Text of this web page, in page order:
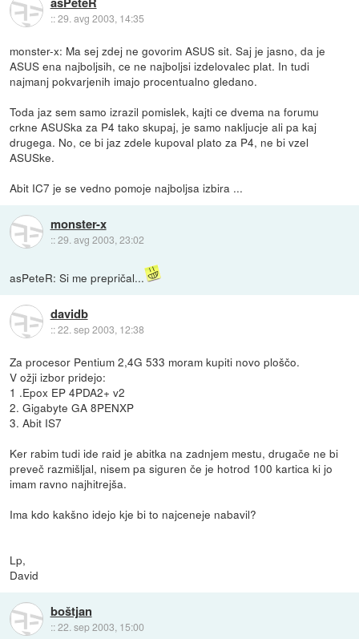
::29. avg 2003, 14:35
monster-x: Ma sej zdej ne govorim ASUS sit. Saj je jasno, da je
ASUS ena najboljsih, ce ne najboljsi izdelovalec plat. In tudi
najmanj pokvarjenih imajo procentualno gledano.
Toda jaz sem samo izrazil pomislek, kajti ce dvema na forumu
crkne ASUSka za P4 tako skupaj, je samo nakljucje ali pa kaj
drugega. No, ce bi jaz zdele kupoval plato za P4, ne bi vzel
ASUSke.
Abit IC7 je se vedno pomoje najboljsa izbira ...
monster-x
::29. avg 2003, 23:02
asPeteR: Si me prepričal...
davidb
::22. sep 2003, 12:38
Za procesor Pentium 2,4G 533 moram kupiti novo ploščo.
V ožji izbor pridejo:
1 .Epox EP 4PDA2+ v2
2. Gigabyte GA 8PENXP
3. Abit IS7
Ker rabim tudi ide raid je abitka na zadnjem mestu, drugače ne bi
preveč razmišljal, nisem pa siguren če je hotrod 100 kartica ki jo
imam ravno najhitrejša.
Ima kdo kakšno idejo kje bi to najceneje nabavil?
Lp,
David
boštjan
::22. sep 2003, 15:00